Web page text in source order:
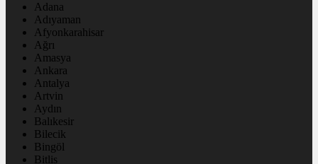
Adana
Adıyaman
Afyonkarahisar
Ağrı
Amasya
Ankara
Antalya
Artvin
Aydın
Balıkesir
Bilecik
Bingöl
Bitlis